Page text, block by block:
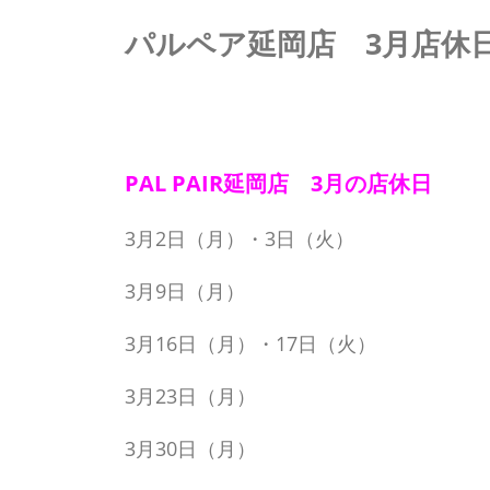
パルペア延岡店 3月店休
PAL PAIR延岡店 3月の店休日
3月2日（月）・3日（火）
3月9日（月）
3月16日（月）・17日（火）
3月23日（月）
3月30日（月）